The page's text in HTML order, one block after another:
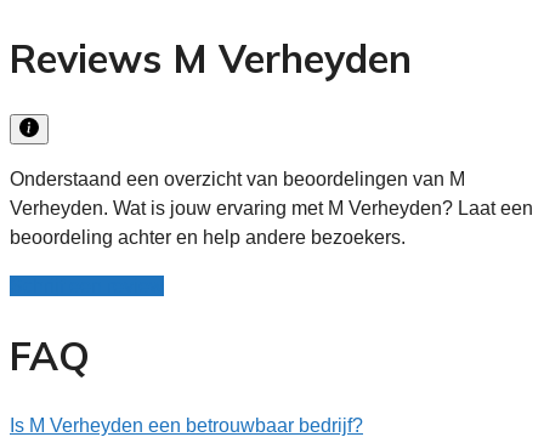
Reviews M Verheyden
Onderstaand een overzicht van beoordelingen van M
Verheyden. Wat is jouw ervaring met M Verheyden? Laat een
beoordeling achter en help andere bezoekers.
FAQ
Is M Verheyden een betrouwbaar bedrijf?